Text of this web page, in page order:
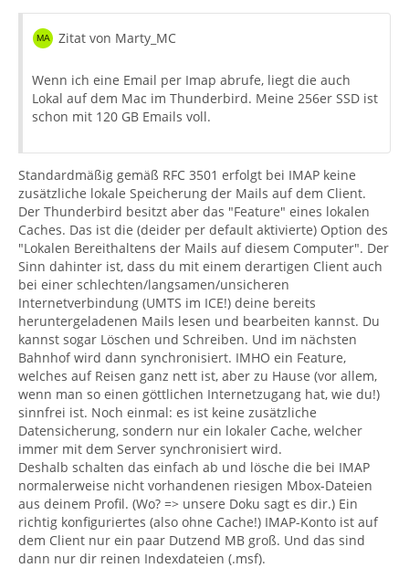
Zitat von Marty_MC
Wenn ich eine Email per Imap abrufe, liegt die auch
Lokal auf dem Mac im Thunderbird. Meine 256er SSD ist
schon mit 120 GB Emails voll.
Standardmäßig gemäß RFC 3501 erfolgt bei IMAP keine
zusätzliche lokale Speicherung der Mails auf dem Client.
Der Thunderbird besitzt aber das "Feature" eines lokalen
Caches. Das ist die (deider per default aktivierte) Option des
"Lokalen Bereithaltens der Mails auf diesem Computer". Der
Sinn dahinter ist, dass du mit einem derartigen Client auch
bei einer schlechten/langsamen/unsicheren
Internetverbindung (UMTS im ICE!) deine bereits
heruntergeladenen Mails lesen und bearbeiten kannst. Du
kannst sogar Löschen und Schreiben. Und im nächsten
Bahnhof wird dann synchronisiert. IMHO ein Feature,
welches auf Reisen ganz nett ist, aber zu Hause (vor allem,
wenn man so einen göttlichen Internetzugang hat, wie du!)
sinnfrei ist. Noch einmal: es ist keine zusätzliche
Datensicherung, sondern nur ein lokaler Cache, welcher
immer mit dem Server synchronisiert wird.
Deshalb schalten das einfach ab und lösche die bei IMAP
normalerweise nicht vorhandenen riesigen Mbox-Dateien
aus deinem Profil. (Wo? => unsere Doku sagt es dir.) Ein
richtig konfiguriertes (also ohne Cache!) IMAP-Konto ist auf
dem Client nur ein paar Dutzend MB groß. Und das sind
dann nur dir reinen Indexdateien (.msf).